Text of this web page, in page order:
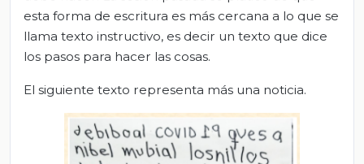
esta forma de escritura es más cercana a lo que se
llama texto instructivo, es decir un texto que dice
los pasos para hacer las cosas.
El siguiente texto representa más una noticia.